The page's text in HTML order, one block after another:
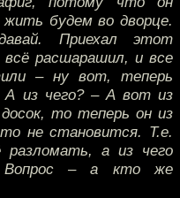
будем во дворце.
Приехал этот
расшарашил, и все
– ну вот, теперь
А из чего? – А вот из
то теперь он из
не становится. Т.е.
разломать, а из чего
Вопрос – а кто же